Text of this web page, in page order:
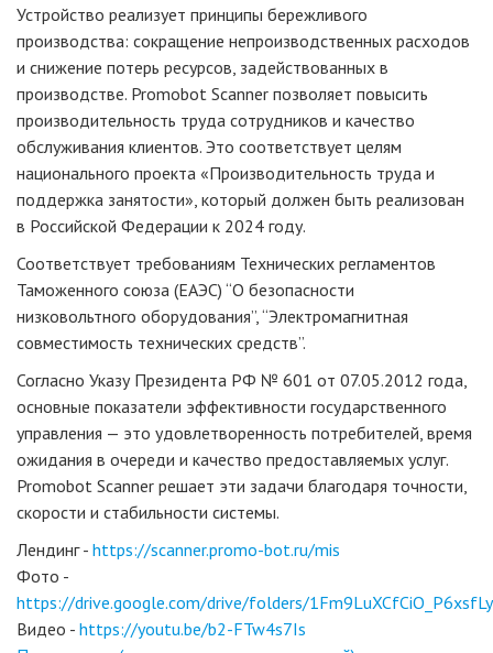
Устройство реализует принципы бережливого
производства: сокращение непроизводственных расходов
и снижение потерь ресурсов, задействованных в
производстве. Promobot Scanner позволяет повысить
производительность труда сотрудников и качество
обслуживания клиентов. Это соответствует целям
национального проекта «Производительность труда и
поддержка занятости», который должен быть реализован
в Российской Федерации к 2024 году.
Соответствует требованиям Технических регламентов
Таможенного союза (ЕАЭС) “О безопасности
низковольтного оборудования”, “Электромагнитная
совместимость технических средств”.
Согласно Указу Президента РФ № 601 от 07.05.2012 года,
основные показатели эффективности государственного
управления — это удовлетворенность потребителей, время
ожидания в очереди и качество предоставляемых услуг.
Promobot Scanner решает эти задачи благодаря точности,
скорости и стабильности системы.
Лендинг - https://scanner.promo-bot.ru/mis
Фото -
https://drive.google.com/drive/folders/
Видео - https://youtu.be/b2-FTw4s7Is